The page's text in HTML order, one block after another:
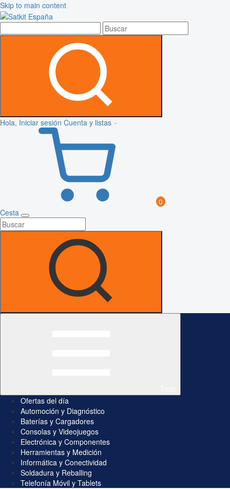
Skip to main content
Hola, Iniciar sesión Cuenta y listas
0
Cesta
Ofertas del día
Automoción y Diagnóstico
Baterías y Cargadores
Consolas y Videojuegos
Electrónica y Componentes
Herramientas y Medición
Informática y Conectividad
Soldadura y Reballing
Telefonía Móvil y Tablets